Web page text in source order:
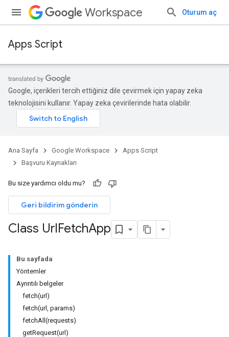
Workspace Oturum aç
Apps Script
Google, içerikleri tercih ettiğiniz dile çevirmek için yapay zeka
teknolojisini kullanır. Yapay zeka çevirilerinde hata olabilir.
Ana Sayfa Google Workspace
Apps Script
Başvuru Kaynakları
Bu size yardımcı oldu mu?
Geri bildirim gönderin
Class UrlFetchApp
Bu sayfada
Yöntemler
Ayrıntılı belgeler
fetch(url)
fetch(url, params)
fetchAll(requests)
getRequest(url)